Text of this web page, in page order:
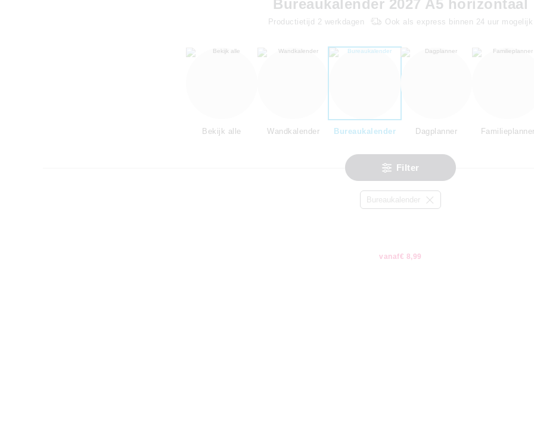
Bureaukalender 2027 A5 horizontaal
Productietijd 2 werkdagen Ook als express binnen 24 uur mogelijk
Bekijk alle Wandkalender Bureaukalender Dagplanner Familieplanner
Filter
Bureaukalender
vanaf€ 8,99